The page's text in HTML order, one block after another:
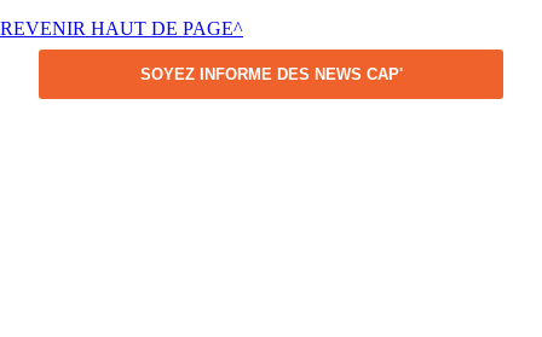
REVENIR HAUT DE PAGE^
SOYEZ INFORME DES NEWS CAP'